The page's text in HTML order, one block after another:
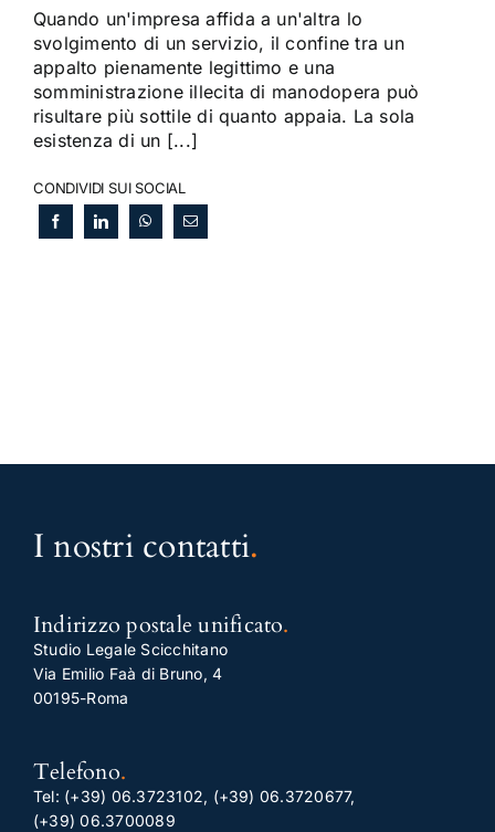
Quando un'impresa affida a un'altra lo
svolgimento di un servizio, il confine tra un
appalto pienamente legittimo e una
somministrazione illecita di manodopera può
risultare più sottile di quanto appaia. La sola
esistenza di un [...]
CONDIVIDI SUI SOCIAL
I nostri contatti.
Indirizzo postale unificato.
Studio Legale Scicchitano
Via Emilio Faà di Bruno, 4
00195-Roma
Telefono.
Tel: (+39) 06.3723102, (+39) 06.3720677,
(+39) 06.3700089